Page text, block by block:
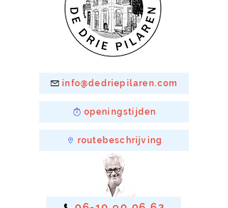
info@dedriepilaren.com
routebeschrijving
openingstijden